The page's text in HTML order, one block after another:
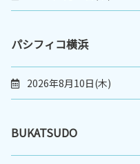
パシフィコ横浜
2026年8月10日(木)
BUKATSUDO